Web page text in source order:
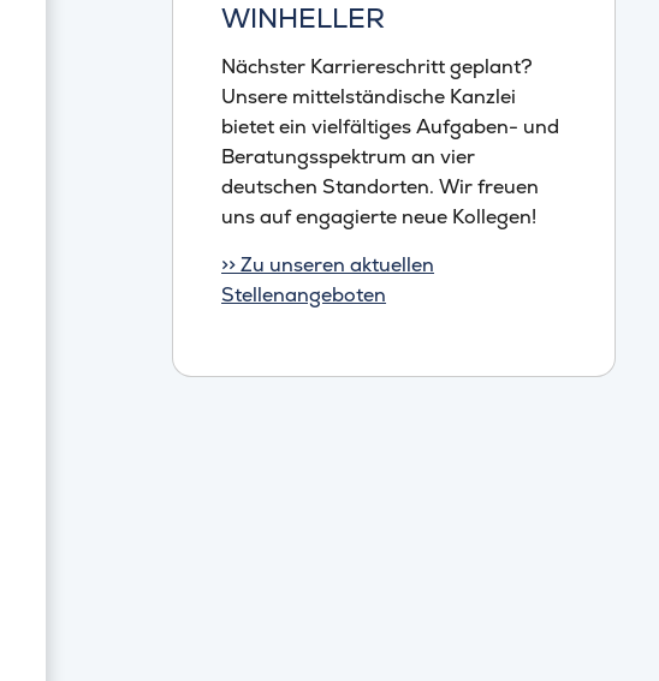
WINHELLER
Nächster Karriereschritt geplant?
Unsere mittelständische Kanzlei
bietet ein vielfältiges Aufgaben- und
Beratungsspektrum an vier
deutschen Standorten. Wir freuen
uns auf engagierte neue Kollegen!
>> Zu unseren aktuellen
Stellenangeboten